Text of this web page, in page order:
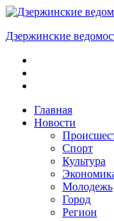
Skip
content
Дзержинские
ОБЩЕСТВЕННО-
ПОЛИТИЧЕСКАЯ
ГАЗЕТАГлавная
Новости
Спорт
Культура
Молодежь
Город
Регион